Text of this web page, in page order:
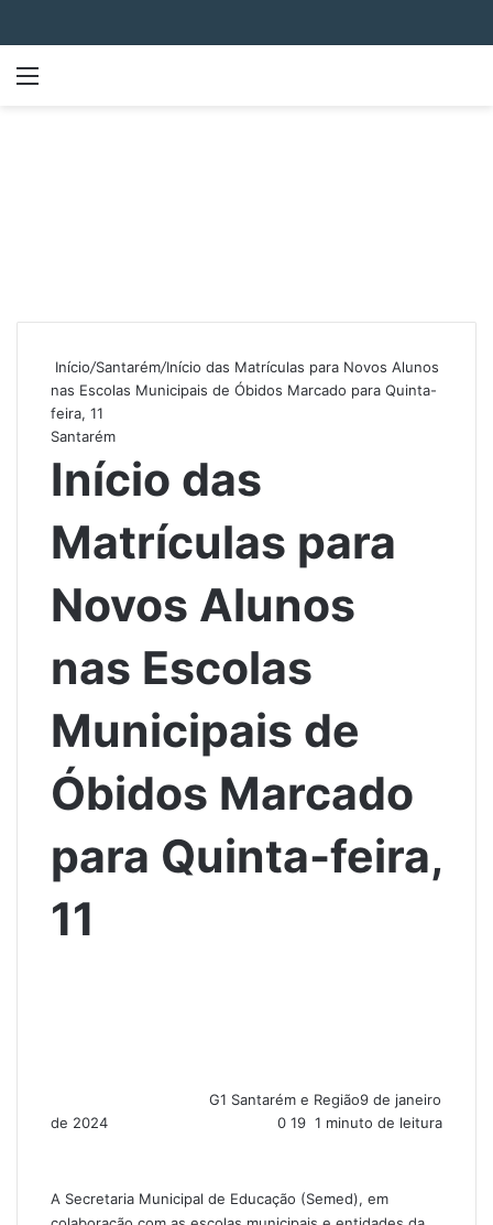
Início/Santarém/Início das Matrículas para Novos Alunos
nas Escolas Municipais de Óbidos Marcado para Quinta-
feira, 11
Santarém
Início das
Matrículas para
Novos Alunos
nas Escolas
Municipais de
Óbidos Marcado
para Quinta-feira,
11
G1 Santarém e Região9 de janeiro
de 2024
0 19 1 minuto de leitura
A Secretaria Municipal de Educação (Semed), em